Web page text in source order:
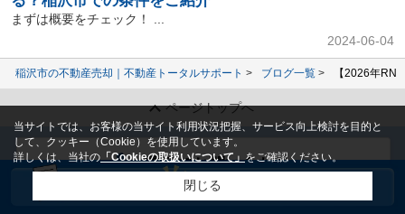
まずは概要をチェック！ ...
2024-06-04
稲沢市の不動産売却｜不動産トータルサポート ブログ一覧 【2026年RN
ページトップへ
電話でお問い合わせ
当サイトでは、お客様の当サイト利用状況把握、サービス向上検討を目的と
して、クッキー（Cookie）を使用しています。
詳しくは、当社の「Cookieの取扱いについて」をご確認ください。
閉じる